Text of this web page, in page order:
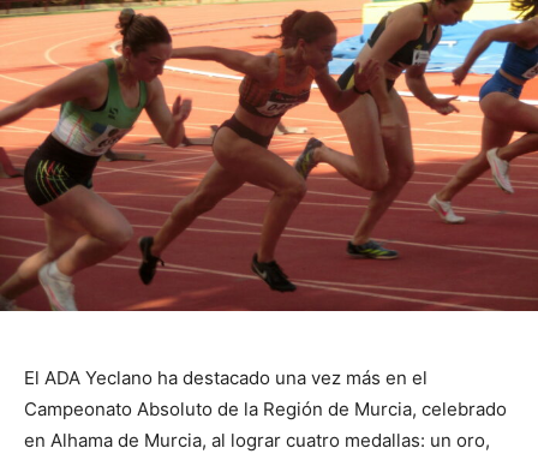
El ADA Yeclano ha destacado una vez más en el
Campeonato Absoluto de la Región de Murcia, celebrado
en Alhama de Murcia, al lograr cuatro medallas: un oro,